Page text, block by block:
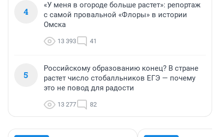
4
«У меня в огороде больше растет»: репортаж
с самой провальной «Флоры» в истории
Омска
13 393 41
5
Российскому образованию конец? В стране
растет число стобалльников ЕГЭ — почему
это не повод для радости
13 277 82